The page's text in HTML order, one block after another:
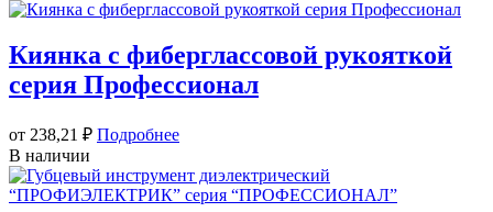
Киянка с фиберглассовой рукояткой
серия Профессионал
от 238,21 ₽ Подробнее
В наличии